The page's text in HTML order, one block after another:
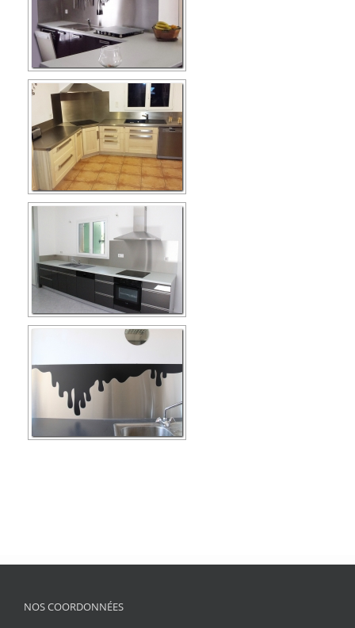
NOS COORDONNÉES